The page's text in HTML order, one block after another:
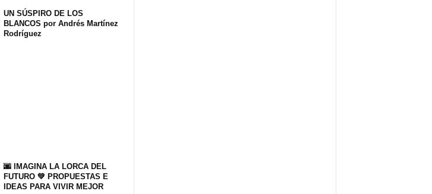
UN SÚSPIRO DE LOS
BLANCOS por Andrés Martínez
Rodríguez
🌆 IMAGINA LA LORCA DEL
FUTURO 💚 PROPUESTAS E
IDEAS PARA VIVIR MEJOR